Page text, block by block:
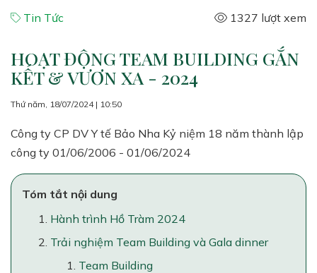
Tin Tức 1327 lượt xem
HOẠT ĐỘNG TEAM BUILDING GẮN
KẾT & VƯƠN XA - 2024
Thứ năm, 18/07/2024 | 10:50
Công ty CP DV Y tế Bảo Nha Kỷ niệm 18 năm thành lập
công ty 01/06/2006 - 01/06/2024
Tóm tắt nội dung
Hành trình Hồ Tràm 2024
Trải nghiệm Team Building và Gala dinner
Team Building